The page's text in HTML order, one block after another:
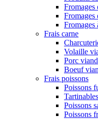
Fromages
Fromages
Fromages
Frais carne
Volaille
Porc
Boeuf
Frais poissons
Poissons
Tartinables
Poissons
Poissons